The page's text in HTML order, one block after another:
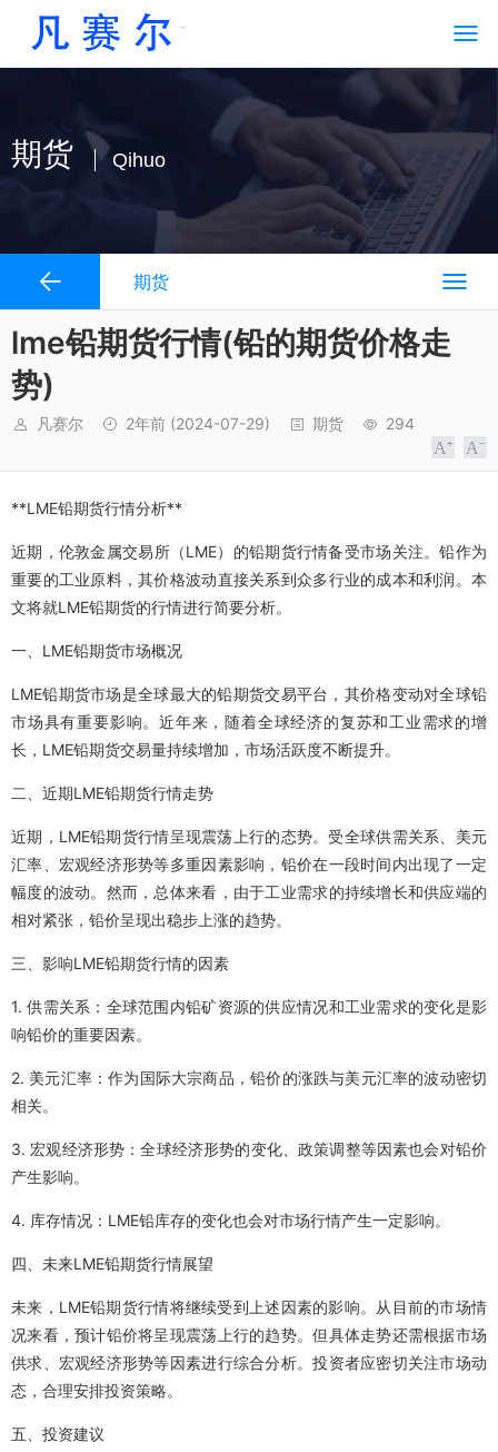
期货 Qihuo
期货
lme铅期货行情(铅的期货价格走
势)
凡赛尔 2年前 (2024-07-29) 期货 294
**LME铅期货行情分析**
近期，伦敦金属交易所（LME）的铅期货行情备受市场关注。铅作为
重要的工业原料，其价格波动直接关系到众多行业的成本和利润。本
文将就LME铅期货的行情进行简要分析。
一、LME铅期货市场概况
LME铅期货市场是全球最大的铅期货交易平台，其价格变动对全球铅
市场具有重要影响。近年来，随着全球经济的复苏和工业需求的增
长，LME铅期货交易量持续增加，市场活跃度不断提升。
二、近期LME铅期货行情走势
近期，LME铅期货行情呈现震荡上行的态势。受全球供需关系、美元
汇率、宏观经济形势等多重因素影响，铅价在一段时间内出现了一定
幅度的波动。然而，总体来看，由于工业需求的持续增长和供应端的
相对紧张，铅价呈现出稳步上涨的趋势。
三、影响LME铅期货行情的因素
1. 供需关系：全球范围内铅矿资源的供应情况和工业需求的变化是影
响铅价的重要因素。
2. 美元汇率：作为国际大宗商品，铅价的涨跌与美元汇率的波动密切
相关。
3. 宏观经济形势：全球经济形势的变化、政策调整等因素也会对铅价
产生影响。
4. 库存情况：LME铅库存的变化也会对市场行情产生一定影响。
四、未来LME铅期货行情展望
未来，LME铅期货行情将继续受到上述因素的影响。从目前的市场情
况来看，预计铅价将呈现震荡上行的趋势。但具体走势还需根据市场
供求、宏观经济形势等因素进行综合分析。投资者应密切关注市场动
态，合理安排投资策略。
五、投资建议